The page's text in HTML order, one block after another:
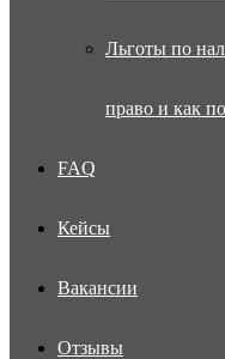
Льготы по
право и как
FAQ
Кейсы
Вакансии
Отзывы